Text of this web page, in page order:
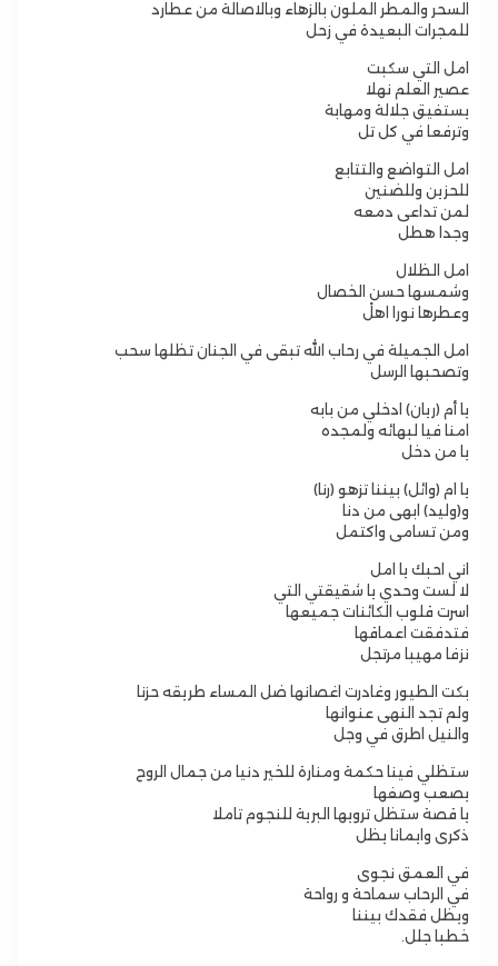
السحر والمطر الملون بالزهاء وبالاصالة من عطارد
للمجرات البعيدة في زحل
امل التي سكبت
عصير العلم نهلا
يستفيق جلالة ومهابة
وترفعا في كل تل
امل التواضع والتتابع
للحزين وللضنين
لمن تداعى دمعه
وجدا هطل
امل الظلال
وشمسها حسن الخصال
وعطرها نورا اهلْ
امل الجميلة في رحاب الله تبقى في الجنان تظلها سحب
وتصحبها الرسل
يا أم (ريان) ادخلي من بابه
امنا فيا لبهائه ولمجده
يا من دخل
يا ام (وائل) بيننا تزهو (رنا)
و(وليد) ابهى من دنا
ومن تسامى واكتمل
اني احبك يا امل
لا لست وحدي يا شقيقتي التي
اسرت قلوب الكائنات جميعها
فتدفقت اعماقها
نزفا مهيبا مرتجل
بكت الطيور وغادرت اغصانها ضل المساء طريقه حزنا
ولم تجد النهى عنوانها
والنيل اطرق في وجل
ستظلي فينا حكمة ومنارة للخير دنيا من جمال الروح
يصعب وصفها
يا قصة ستظل ترويها البرية للنجوم تاملا
ذكرى وايمانا يظل
في العمق نجوى
في الرحاب سماحة و رواحة
ويظل فقدك بيننا
خطبا جلل.